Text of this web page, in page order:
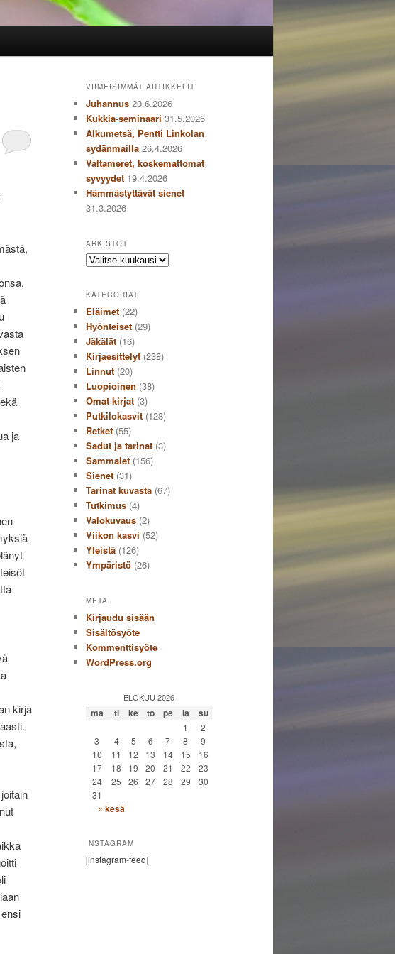
ja
kirja
VIIMEISIMMÄT ARTIKKELIT
Juhannus 20.6.2026
Kukkia-seminaari 31.5.2026
Alkumetsä, Pentti Linkolan
sydänmailla 26.4.2026
Valtameret, koskemattomat
syvyydet 19.4.2026
Hämmästyttävät sienet
31.3.2026
ARKISTOT
Arkistot
KATEGORIAT
Eläimet (22)
Hyönteiset (29)
Jäkälät (16)
Kirjaesittelyt (238)
Linnut (20)
Luopioinen (38)
Omat kirjat (3)
Putkilokasvit (128)
Retket (55)
Sadut ja tarinat (3)
Sammalet (156)
Sienet (31)
Tarinat kuvasta (67)
Tutkimus (4)
Valokuvaus (2)
Viikon kasvi (52)
Yleistä (126)
Ympäristö (26)
META
Kirjaudu sisään
Sisältösyöte
Kommenttisyöte
WordPress.org
ELOKUU 2026
ma ti ke to pe la su
1
2
3
4 5 6 7 8
9
10
11 12 13 14 15
16
17
18 19 20 21 22
23
24
25 26 27 28 29
30
31
« kesä
INSTAGRAM
[instagram-feed]